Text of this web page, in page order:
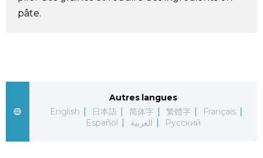
Données
Personnages
Chroniques
pâte.
Autres langues
English
日本語 简体字 繁體字
Français
Español
العربية Русский